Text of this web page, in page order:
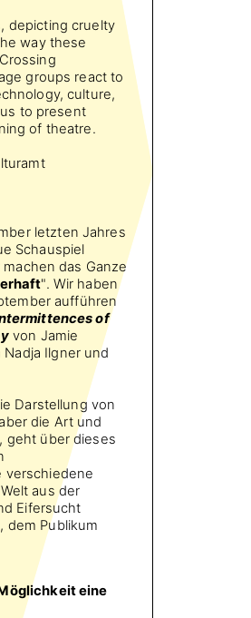
depicting cruelty
way these
groups react to
culture,
to present
of theatre.
letzten Jahres
Schauspiel
das Ganze
". Wir haben
aufführen
of
von Jamie
Ilgner und
Darstellung von
die Art und
geht über dieses
verschiedene
aus der
Eifersucht
dem Publikum
eine